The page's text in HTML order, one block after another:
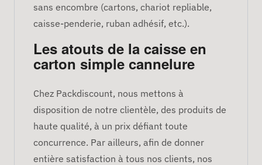
sans encombre (cartons, chariot repliable,
caisse-penderie, ruban adhésif, etc.).
Les atouts de la caisse en
carton simple cannelure
Chez Packdiscount, nous mettons à
disposition de notre clientèle, des produits de
haute qualité, à un prix défiant toute
concurrence. Par ailleurs, afin de donner
entière satisfaction à tous nos clients, nos